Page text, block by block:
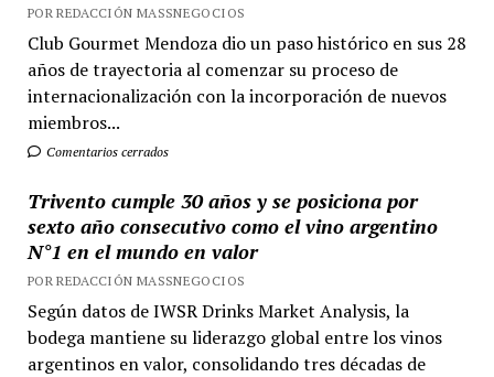
POR REDACCIÓN MASSNEGOCIOS
Club Gourmet Mendoza dio un paso histórico en sus 28
años de trayectoria al comenzar su proceso de
internacionalización con la incorporación de nuevos
miembros...
Comentarios cerrados
Trivento cumple 30 años y se posiciona por
sexto año consecutivo como el vino argentino
N°1 en el mundo en valor
POR REDACCIÓN MASSNEGOCIOS
Según datos de IWSR Drinks Market Analysis, la
bodega mantiene su liderazgo global entre los vinos
argentinos en valor, consolidando tres décadas de